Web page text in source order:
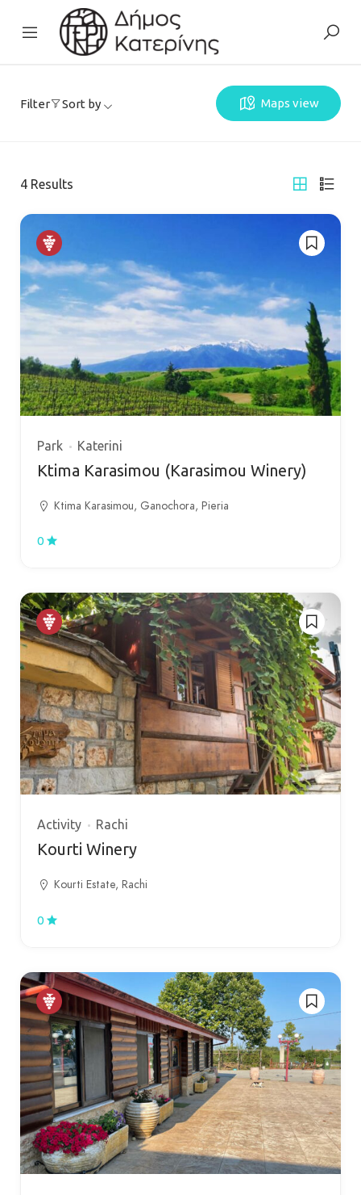
Filter Sort by Maps view
4 Results
Park Katerini
Ktima Karasimou (Karasimou Winery)
Ktima Karasimou, Ganochora, Pieria
0
Activity Rachi
Kourti Winery
Kourti Estate, Rachi
0